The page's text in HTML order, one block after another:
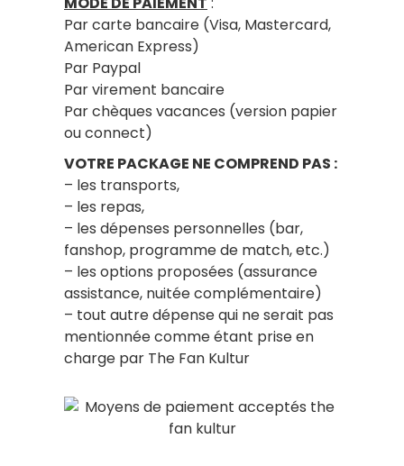
Par carte bancaire (Visa, Mastercard,
American Express)
Par Paypal
Par virement bancaire
Par chèques vacances (version papier
ou connect)
VOTRE PACKAGE NE COMPREND PAS :
– les transports,
– les repas,
– les dépenses personnelles (bar,
fanshop, programme de match, etc.)
– les options proposées (assurance
assistance, nuitée complémentaire)
– tout autre dépense qui ne serait pas
mentionnée comme étant prise en
charge par The Fan Kultur